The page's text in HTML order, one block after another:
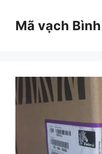
Mã vạch